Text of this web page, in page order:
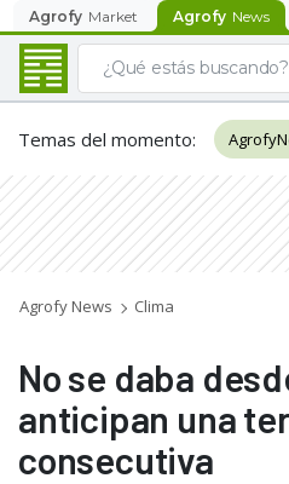
Agrofy Market Agrofy News
Temas del momento:
Agrofy News Clima
No se daba
anticipan una
consecutiva